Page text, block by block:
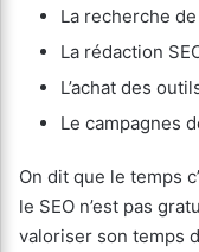
La recherche
La rédaction
L’achat des
Le campagnes
On dit que le temps
le SEO n’est pas
valoriser son temps